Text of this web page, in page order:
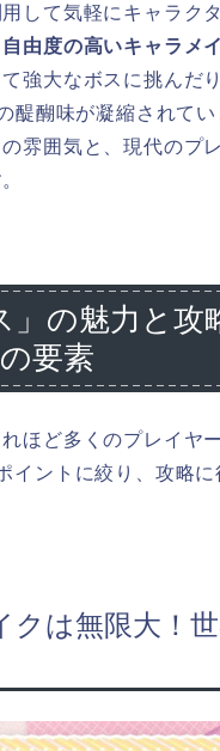
して気軽にキャラク
自由度の高いキャラメ
強大なボスに挑んだ
醍醐味が凝縮されて
雰囲気と、現代のプ
」の魅力と
要素
ほど多くのプレイヤ
イントに絞り、攻略
は無限大！世